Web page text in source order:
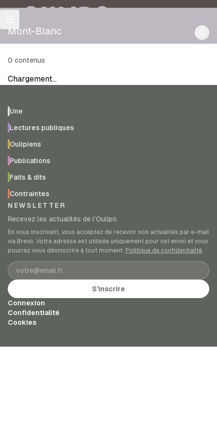
OULIPO
Mont-Blanc
0 contenus
Chargement…
Une
Lectures publiques
Oulipiens
Publications
Faits & dits
Contraintes
NEWSLETTER
Recevez les actualités de l’Oulipo.
En vous inscrivant, vous acceptez de recevoir nos actualités par e-mail
via Brevo. Votre adresse est utilisée uniquement pour cet envoi et vous
pourrez vous désinscrire à tout moment. Politique de confidentialité.
Adresse e-mail
S’inscrire
Connexion
Confidentialité
Cookies